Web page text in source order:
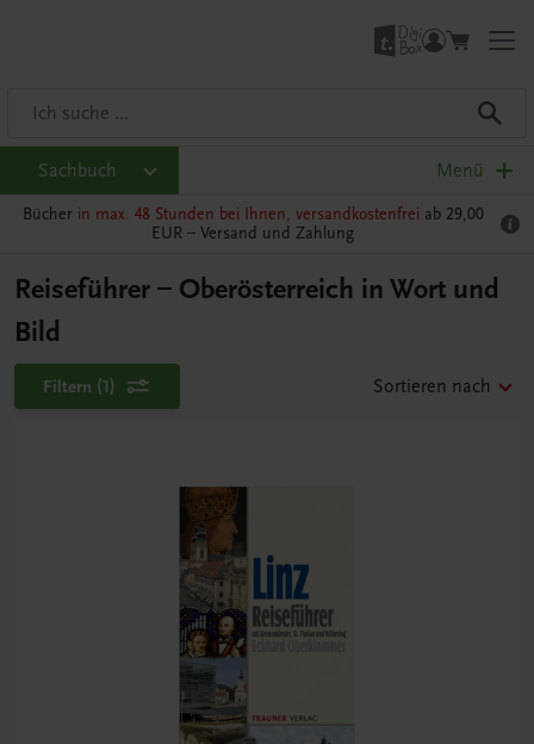
Sachbuch Menü
Bücher in max. 48 Stunden bei Ihnen, versandkostenfrei ab 29,00
EUR – Versand und Zahlung
Reiseführer – Oberösterreich in Wort und
Bild
Filtern (1) Sortieren nach